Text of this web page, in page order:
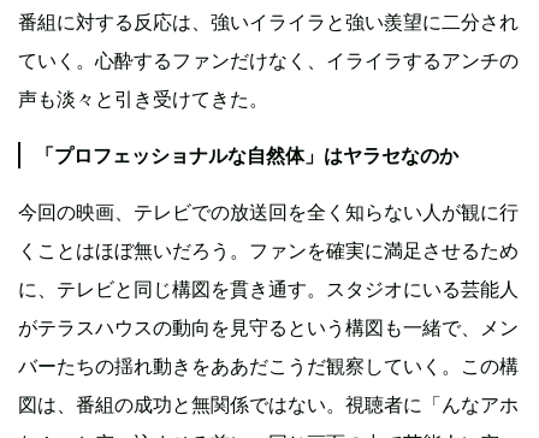
番組に対する反応は、強いイライラと強い羨望に二分され
ていく。心酔するファンだけなく、イライラするアンチの
声も淡々と引き受けてきた。
「プロフェッショナルな自然体」はヤラセなのか
今回の映画、テレビでの放送回を全く知らない人が観に行
くことはほぼ無いだろう。ファンを確実に満足させるため
に、テレビと同じ構図を貫き通す。スタジオにいる芸能人
がテラスハウスの動向を見守るという構図も一緒で、メン
バーたちの揺れ動きをああだこうだ観察していく。この構
図は、番組の成功と無関係ではない。視聴者に「んなアホ